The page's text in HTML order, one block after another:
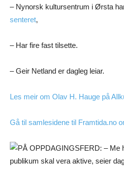
– Nynorsk kultursentrum i Ørsta
senteret,
– Har fire fast tilsette.
– Geir Netland er dagleg leiar.
Les meir om Olav H. Hauge på
Gå til samlesidene til Framtida.no